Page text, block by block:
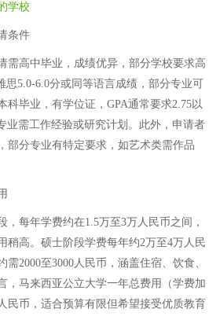
学校
条件
需高中毕业，成绩优异，部分学校要求高
思5.0-6.0分或同等语言成绩，部分专业可
科毕业，有学位证，GPA通常要求2.75以
业需工作经验或研究计划。此外，申请者
部分专业有特定要求，如艺术类需作品
，每年学费约在1.5万至3万人民币之间，
稍高。硕士阶段学费每年约2万至4万人民
2000至3000人民币，涵盖住宿、饮食、
，马来西亚公立大学一年总费用（学费加
民币，适合预算有限但希望接受优质教育